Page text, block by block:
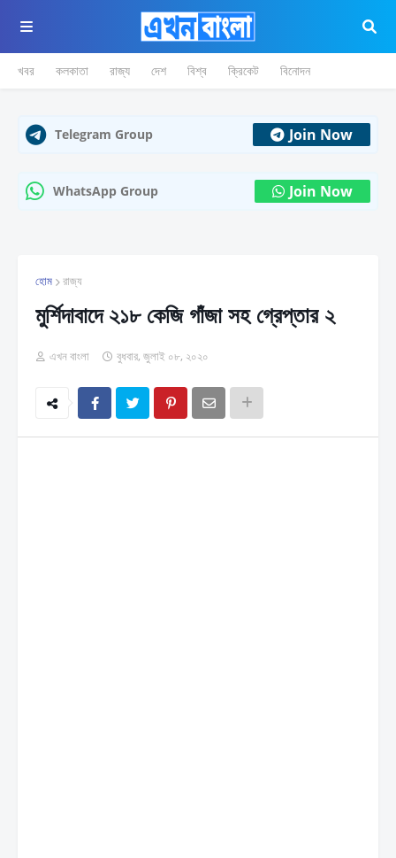
খবর কলকাতা রাজ্য দেশ বিশ্ব ক্রিকেট বিনোদন
Telegram Group Join Now
WhatsApp Group Join Now
হোম রাজ্য
মুর্শিদাবাদে ২১৮ কেজি গাঁজা সহ গ্রেপ্তার ২
এখন বাংলা বুধবার, জুলাই ০৮, ২০২০